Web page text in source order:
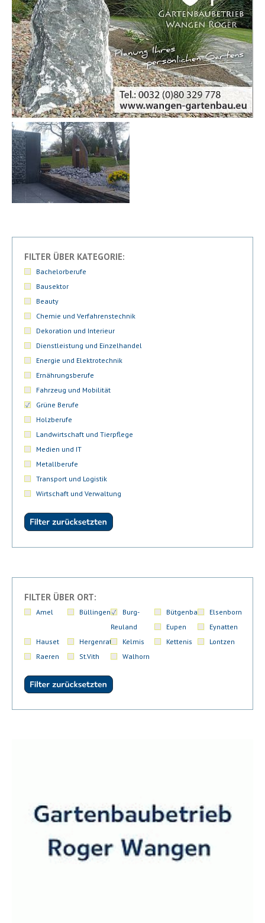
FILTER ÜBER KATEGORIE:
Bachelorberufe
Bausektor
Beauty
Chemie und Verfahrenstechnik
Dekoration und Interieur
Dienstleistung und Einzelhandel
Energie und Elektrotechnik
Ernährungsberufe
Fahrzeug und Mobilität
Grüne Berufe
Holzberufe
Landwirtschaft und Tierpflege
Medien und IT
Metallberufe
Transport und Logistik
Wirtschaft und Verwaltung
FILTER ÜBER ORT:
Amel Büllingen
Burg-
Reuland
Bütgenbach
Elsenborn
Eupen
Eynatten
Hauset
Hergenrath Kelmis Kettenis
Lontzen
Raeren
St.Vith Walhorn